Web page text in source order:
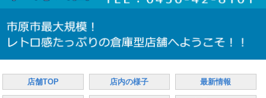
店舗TOP 店内の様子 最新情報